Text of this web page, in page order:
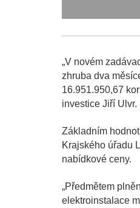
„V novém
zhruba dva
16.951.950,67
investice Jiří Ulvr.
Základním
Krajského úřadu
nabídkové ceny.
„Předmětem
elektroinstalace